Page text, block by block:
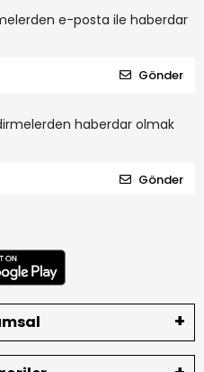
e-posta ile haberdar
Gönder
haberdar olmak
Gönder